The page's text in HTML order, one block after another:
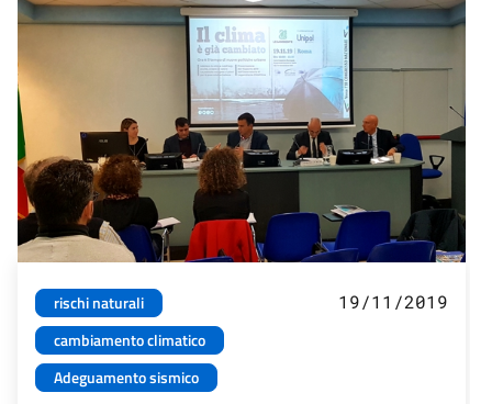
rischi naturali
cambiamento climatico
Adeguamento sismico
19/11/2019